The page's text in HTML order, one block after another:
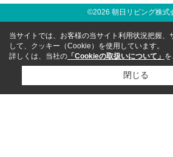
©2026 朝日リビング株式
当サイトでは、お客様の当サイト利用状況把握、
して、クッキー（Cookie）を使用しています。
詳しくは、当社の 「Cookieの取扱いについて」
閉じる